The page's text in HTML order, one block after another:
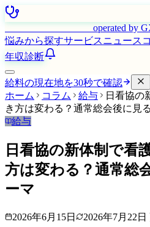
operated by
悩みから探すサービスニュース
年収診断
給料の現在地を30秒で確認
ホーム
コラム 給与
日看協の
き方は変わる？通常総会後に見
給与
日看協の新体制で看
方は変わる？通常総
ーマ
2026年6月15日 2026年7月22日